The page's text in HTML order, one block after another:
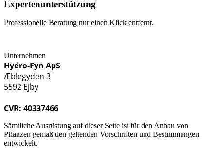
Expertenunterstützung
Professionelle Beratung nur einen Klick entfernt.
Unternehmen
Hydro-Fyn ApS
Æblegyden 3
5592 Ejby
CVR: 40337466
Sämtliche Ausrüstung auf dieser Seite ist für den Anbau von
Pflanzen gemäß den geltenden Vorschriften und Bestimmungen
entwickelt.